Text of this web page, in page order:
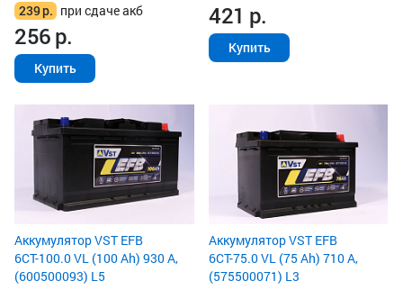
239р. при сдаче акб
256р.
Купить
421 р.
Купить
Аккумулятор VST EFB
6СТ-100.0 VL (100 Ah) 930 А,
(600500093) L5
Аккумулятор VST EFB
6СТ-75.0 VL (75 Ah) 710 А,
(575500071) L3